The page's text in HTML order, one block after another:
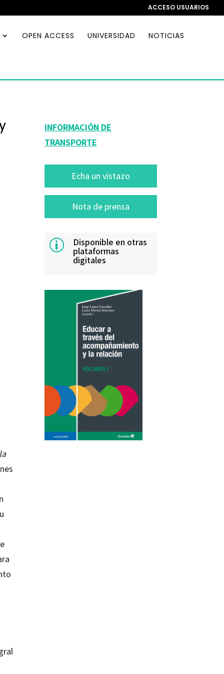
ACCESO USUARIOS
OPEN ACCESS UNIVERSIDAD NOTICIAS
INFORMACIÓN DE
TRANSPORTE
Echa un vistazo
Nota de prensa
p Disponible en otras
plataformas
digitales